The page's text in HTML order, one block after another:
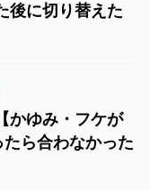
後に切り替えた
かゆみ・フケが
ら合わなかった